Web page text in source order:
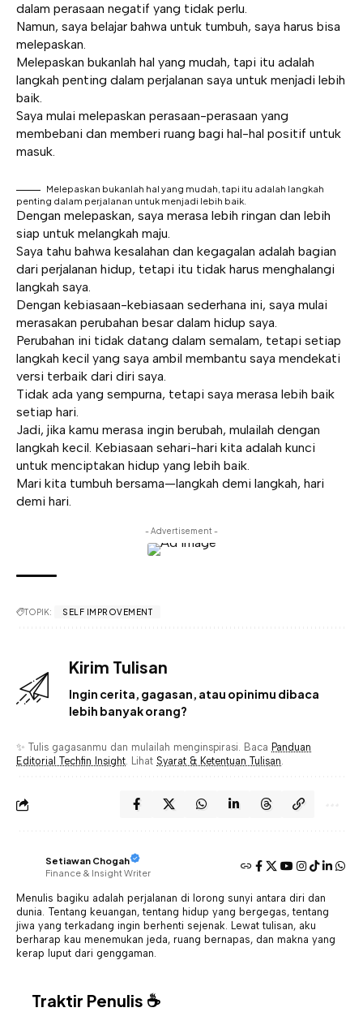
dalam perasaan negatif yang tidak perlu.
Namun, saya belajar bahwa untuk tumbuh, saya harus bisa
melepaskan.
Melepaskan bukanlah hal yang mudah, tapi itu adalah
langkah penting dalam perjalanan saya untuk menjadi lebih
baik.
Saya mulai melepaskan perasaan-perasaan yang
membebani dan memberi ruang bagi hal-hal positif untuk
masuk.
Melepaskan bukanlah hal yang mudah, tapi itu adalah langkah
penting dalam perjalanan untuk menjadi lebih baik.
Dengan melepaskan, saya merasa lebih ringan dan lebih
siap untuk melangkah maju.
Saya tahu bahwa kesalahan dan kegagalan adalah bagian
dari perjalanan hidup, tetapi itu tidak harus menghalangi
langkah saya.
Dengan kebiasaan-kebiasaan sederhana ini, saya mulai
merasakan perubahan besar dalam hidup saya.
Perubahan ini tidak datang dalam semalam, tetapi setiap
langkah kecil yang saya ambil membantu saya mendekati
versi terbaik dari diri saya.
Tidak ada yang sempurna, tetapi saya merasa lebih baik
setiap hari.
Jadi, jika kamu merasa ingin berubah, mulailah dengan
langkah kecil. Kebiasaan sehari-hari kita adalah kunci
untuk menciptakan hidup yang lebih baik.
Mari kita tumbuh bersama—langkah demi langkah, hari
demi hari.
- Advertisement -
TOPIK: SELF IMPROVEMENT
Kirim Tulisan
Ingin cerita, gagasan, atau opinimu dibaca
lebih banyak orang?
✨ Tulis gagasanmu dan mulailah menginspirasi. Baca Panduan
Editorial Techfin Insight. Lihat Syarat & Ketentuan Tulisan.
Setiawan Chogah
Finance & Insight Writer
Menulis bagiku adalah perjalanan di lorong sunyi antara diri dan
dunia. Tentang keuangan, tentang hidup yang bergegas, tentang
jiwa yang terkadang ingin berhenti sejenak. Lewat tulisan, aku
berharap kau menemukan jeda, ruang bernapas, dan makna yang
kerap luput dari genggaman.
Traktir Penulis ☕